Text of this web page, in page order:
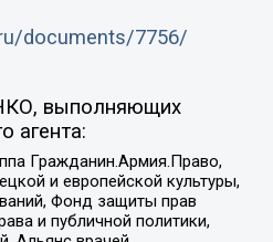
documents/7756/
выполняющих
агента:
Гражданин.Армия.Право,
и европейской культуры,
Фонд защиты прав
и публичной политики,